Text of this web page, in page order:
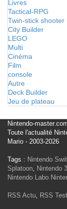
Livres
Tactical-RPG
Twin-stick shooter
City Builder
LEGO
Multi
Cinéma
Film
console
Autre
Deck Builder
Jeu de plateau
Nintendo-
Toute l'actualité
Mario - 2003-2026
Tags : Nintendo
Splatoon, Nintendo
Nintendo Labo
RSS Actu, RSS